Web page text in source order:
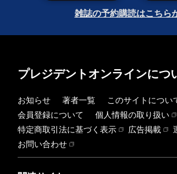
雑誌の予約購読はこちら
プレジデントオンラインにつ
お知らせ 著者一覧
このサイトについ
会員登録について
個人情報の取り扱い
特定商取引法に基づく表示
広告掲載
お問い合わせ